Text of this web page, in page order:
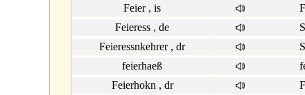
Feier , is
Feieress , de
Feieressnkehrer , dr
feierhaeß
Feierhokn , dr